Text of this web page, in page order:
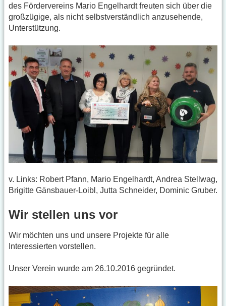
des Fördervereins Mario Engelhardt freuten sich über die
großzügige, als nicht selbstverständlich anzusehende,
Unterstützung.
v. Links: Robert Pfann, Mario Engelhardt, Andrea Stellwag,
Brigitte Gänsbauer-Loibl, Jutta Schneider, Dominic Gruber.
Wir stellen uns vor
Wir möchten uns und unsere Projekte für alle
Interessierten vorstellen.
Unser Verein wurde am 26.10.2016 gegründet.